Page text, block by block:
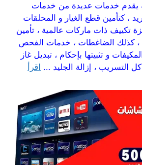
يقدم خدمات عديدة من خدمات
، كتأمين قطع الغيار و المحلقات
تكييف ذات ماركات عالمية ، تأمين
، كذلك الضاغطات ، خدمات الفحص
و تثبيتها بإحكام ، تبديل غاز
التسريب ، إزالة الجليد ... اقرأ